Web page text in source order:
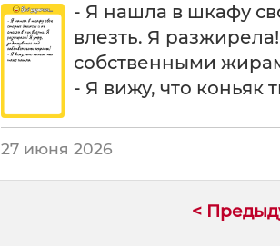
- Я нашла в шкафу
влезть. Я
собственными
- Я вижу, что коньяк
27 июня 2026
<